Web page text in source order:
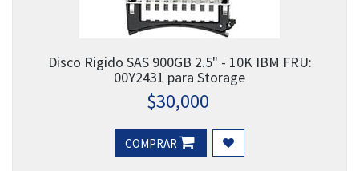
Disco Rigido SAS 900GB 2.5" - 10K IBM FRU:
00Y2431 para Storage
$30,000
COMPRAR